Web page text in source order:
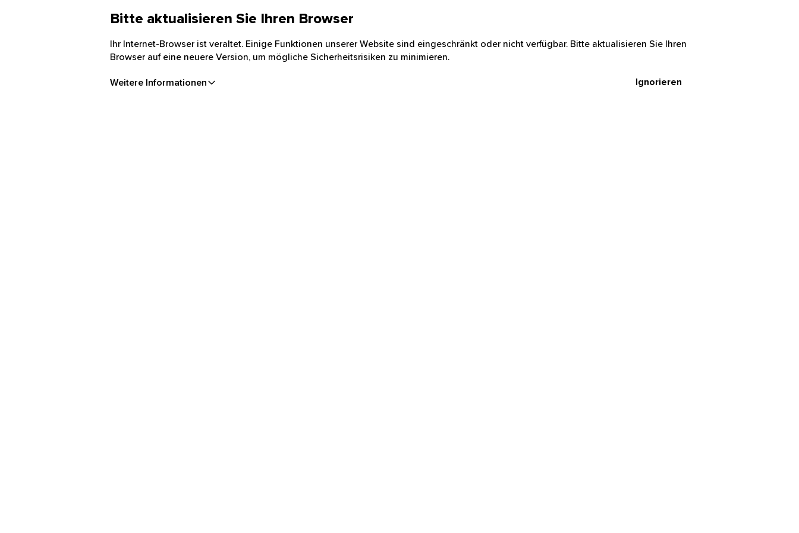
Bitte aktualisieren Sie Ihren Browser
Ihr Internet-Browser ist veraltet. Einige Funktionen unserer Website sind eingeschränkt oder nicht verfügbar. Bitte aktualisieren Sie Ihren
Browser auf eine neuere Version, um mögliche Sicherheitsrisiken zu minimieren.
Weitere Informationen Ignorieren